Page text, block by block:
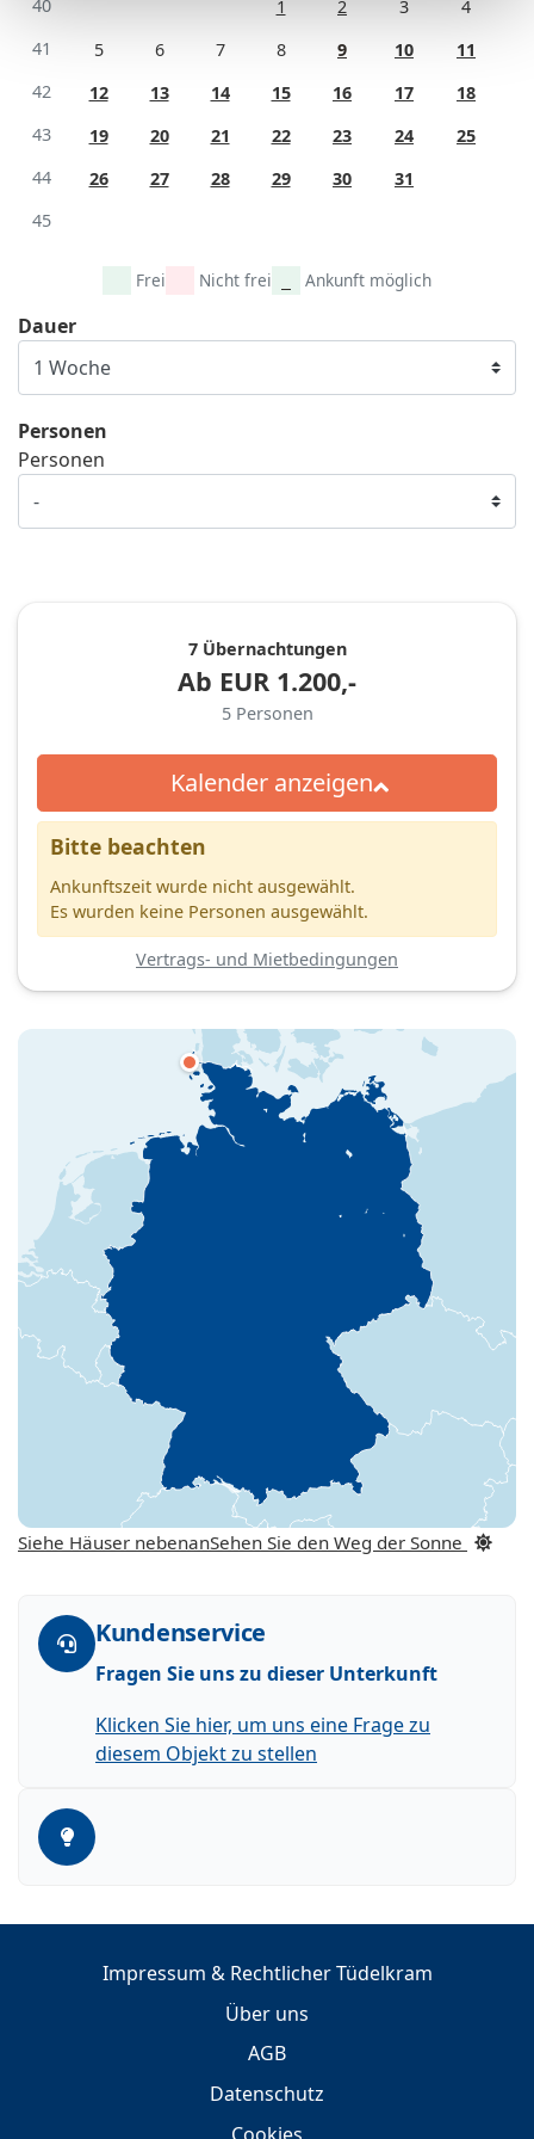
40 1 2 3
4
41
5 6 7 8 9 10
11
42
12 13 14 15 16 17
18
43
19 20 21 22 23 24
25
44
26 27 28 29 30
31
45
Frei Nicht frei Ankunft möglich
Dauer
Personen
Personen
7 Übernachtungen
Ab EUR 1.200,-
5 Personen
Kalender anzeigen
Bitte beachten
Ankunftszeit wurde nicht ausgewählt.
Es wurden keine Personen ausgewählt.
Vertrags- und Mietbedingungen
Siehe Häuser nebenanSehen Sie den Weg der Sonne
Kundenservice
Fragen Sie uns zu dieser Unterkunft
Klicken Sie hier, um uns eine Frage zu
diesem Objekt zu stellen
Impressum & Rechtlicher Tüdelkram
Über uns
AGB
Datenschutz